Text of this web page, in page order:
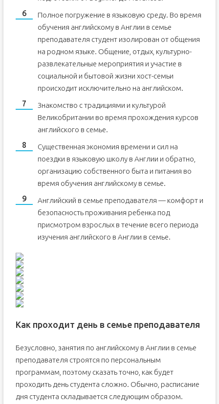
Полное погружение в языковую среду. Во время
обучения английскому в Англии в семье
преподавателя студент изолирован от общения
на родном языке. Общение, отдых, культурно-
развлекательные мероприятия и участие в
социальной и бытовой жизни хост-семьи
происходит исключительно на английском.
Знакомство с традициями и культурой
Великобритании во время прохождения курсов
английского в семье.
Существенная экономия времени и сил на
поездки в языковую школу в Англии и обратно,
организацию собственного быта и питания во
время обучения английскому в семье.
Английский в семье преподавателя — комфорт и
безопасность проживания ребенка под
присмотром взрослых в течение всего периода
изучения английского в Англии в семье.
Как проходит день в семье преподавателя
Безусловно, занятия по английскому в Англии в семье
преподавателя строятся по персональным
программам, поэтому сказать точно, как будет
проходить день студента сложно. Обычно, расписание
дня студента складывается следующим образом.